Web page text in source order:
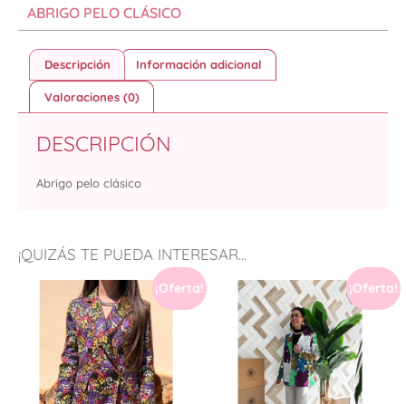
¡QUIZÁS TE PUEDA INTERESAR...
¡Oferta! ¡Oferta!
ABRIGO PELO CLÁSICO
Descripción Información adicional
Valoraciones (0)
DESCRIPCIÓN
Abrigo pelo clásico